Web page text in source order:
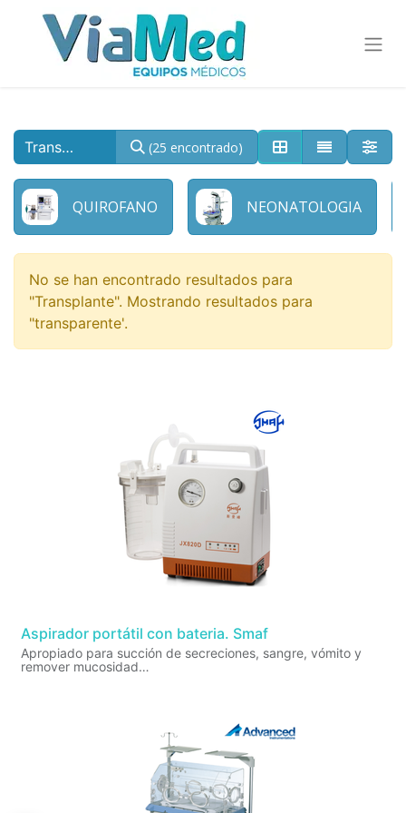
(25 encontrado)
QUIROFANO NEONATOLOGIA
No se han encontrado resultados para
"Transplante". Mostrando resultados para
"transparente'.
Aspirador portátil con bateria. Smaf
Apropiado para succión de secreciones, sangre, vómito y
remover mucosidad
Pistón trabaja sin lubicración - sin aceite
Frasco de succión de policarbonato transparente de 1000
mL con válvula de protección de sobrellenado.
Batería recargable, duración hasta 25 min de funcionamiento
Inidicador de batería baja